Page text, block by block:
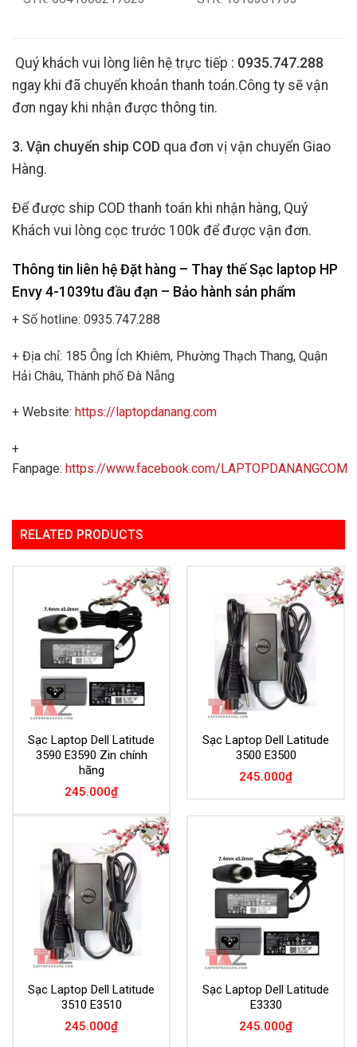
Quý khách vui lòng liên hệ trực tiếp : 0935.747.288
ngay khi đã chuyển khoản thanh toán.Công ty sẽ vận
đơn ngay khi nhận được thông tin.
3. Vận chuyển ship COD qua đơn vị vận chuyển Giao
Hàng.
Để được ship COD thanh toán khi nhận hàng, Quý
Khách vui lòng cọc trước 100k để được vận đơn.
Thông tin liên hệ Đặt hàng – Thay thế Sạc laptop HP
Envy 4-1039tu đầu đạn – Bảo hành sản phẩm
+ Số hotline: 0935.747.288
+ Địa chỉ: 185 Ông Ích Khiêm, Phường Thạch Thang, Quận
Hải Châu, Thành phố Đà Nẵng
+ Website: https://laptopdanang.com
+
Fanpage: https://www.facebook.com/LAPTOPDANANGCOM
RELATED PRODUCTS
Add to
Wishlist
Sạc Laptop Dell Latitude
3590 E3590 Zin chính
hãng
245.000₫
Add to
Wishlist
Sạc Laptop Dell Latitude
3500 E3500
245.000₫
Add to
Wishlist
Sạc Laptop Dell Latitude
3510 E3510
245.000₫
Add to
Wishlist
Sạc Laptop Dell Latitude
E3330
245.000₫